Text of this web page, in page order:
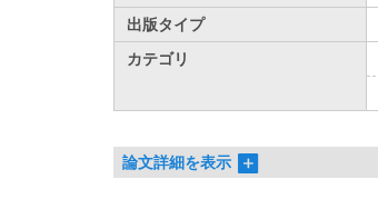
出版タイプ
カテゴリ
論文詳細を表示